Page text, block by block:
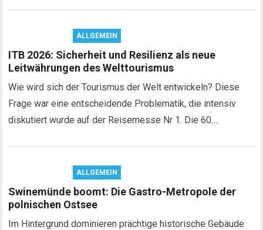
ALLGEMEIN
ITB 2026: Sicherheit und Resilienz als neue
Leitwährungen des Welttourismus
Wie wird sich der Tourismus der Welt entwickeln? Diese
Frage war eine entscheidende Problematik, die intensiv
diskutiert wurde auf der Reisemesse Nr 1. Die 60….
ALLGEMEIN
Swinemünde boomt: Die Gastro-Metropole der
polnischen Ostsee
Im Hintergrund dominieren prächtige historische Gebäude